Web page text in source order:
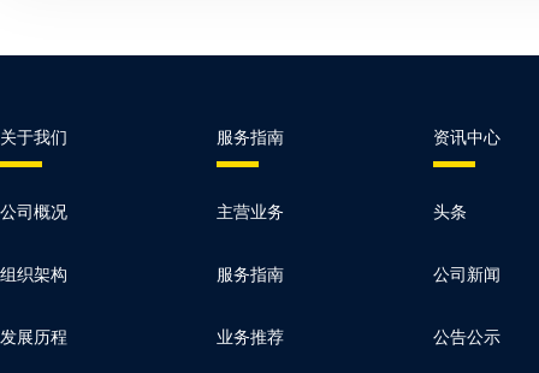
关于我们 服务指南 资讯中心
公司概况 主营业务 头条
组织架构 服务指南 公司新闻
发展历程 业务推荐 公告公示